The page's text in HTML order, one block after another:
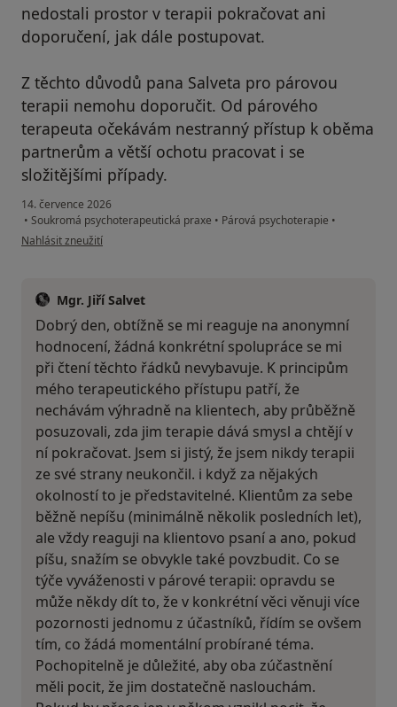
nedostali prostor v terapii pokračovat ani
doporučení, jak dále postupovat.
Z těchto důvodů pana Salveta pro párovou
terapii nemohu doporučit. Od párového
terapeuta očekávám nestranný přístup k oběma
partnerům a větší ochotu pracovat i se
složitějšími případy.
14. července 2026
• Soukromá psychoterapeutická praxe • Párová psychoterapie •
podle názoru uživatele LU
Nahlásit zneužití
Mgr. Jiří Salvet
Dobrý den, obtížně se mi reaguje na anonymní
hodnocení, žádná konkrétní spolupráce se mi
při čtení těchto řádků nevybavuje. K principům
mého terapeutického přístupu patří, že
nechávám výhradně na klientech, aby průběžně
posuzovali, zda jim terapie dává smysl a chtějí v
ní pokračovat. Jsem si jistý, že jsem nikdy terapii
ze své strany neukončil. i když za nějakých
okolností to je představitelné. Klientům za sebe
běžně nepíšu (minimálně několik posledních let),
ale vždy reaguji na klientovo psaní a ano, pokud
píšu, snažím se obvykle také povzbudit. Co se
týče vyváženosti v párové terapii: opravdu se
může někdy dít to, že v konkrétní věci věnuji více
pozornosti jednomu z účastníků, řídím se ovšem
tím, co žádá momentální probírané téma.
Pochopitelně je důležité, aby oba zúčastnění
měli pocit, že jim dostatečně naslouchám.